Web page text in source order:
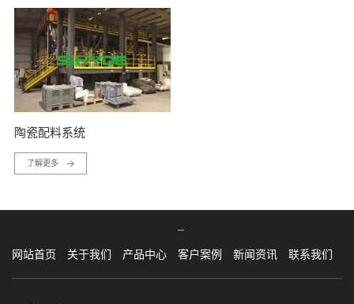
陶瓷配料系统
了解更多
网站首页 关于我们 产品中心 客户案例 新闻资讯 联系我们